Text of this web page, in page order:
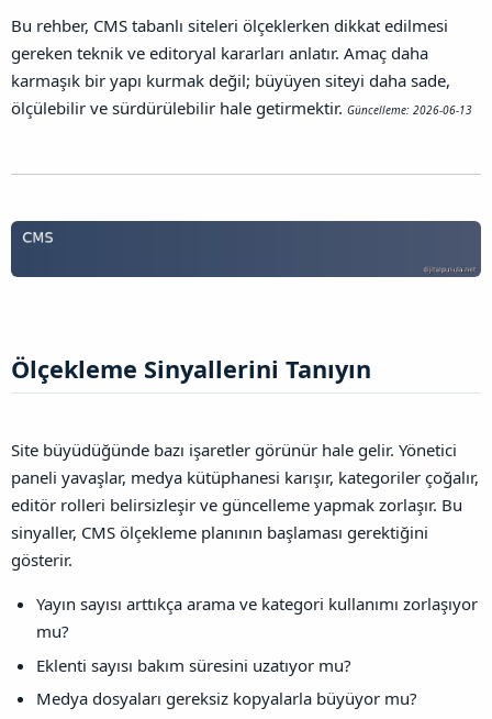
n
ı
o
a
Bu rehber, CMS tabanlı siteleri ölçeklerken dikkat edilmesi
gereken teknik ve editoryal kararları anlatır. Amaç daha
karmaşık bir yapı kurmak değil; büyüyen siteyi daha sade,
ölçülebilir ve sürdürülebilir hale getirmektir. Güncelleme: 2026-06-13
Ölçekleme Sinyallerini Tanıyın​
Site büyüdüğünde bazı işaretler görünür hale gelir. Yönetici
paneli yavaşlar, medya kütüphanesi karışır, kategoriler çoğalır,
editör rolleri belirsizleşir ve güncelleme yapmak zorlaşır. Bu
sinyaller, CMS ölçekleme planının başlaması gerektiğini
gösterir.
Yayın sayısı arttıkça arama ve kategori kullanımı zorlaşıyor
mu?
Eklenti sayısı bakım süresini uzatıyor mu?
Medya dosyaları gereksiz kopyalarla büyüyor mu?